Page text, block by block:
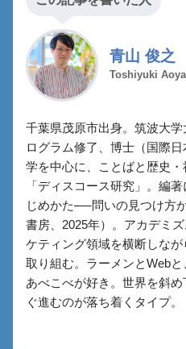
青山 俊之
Toshiyuki
千葉県茂原市出身。筑波大
ログラム修了、博士（国際
学を中心に、ことばと歴史
「ディスコース研究」。編
じめかた──問いの見つけ方
書房、2025年）。アカデミ
ケティング領域を横断しな
取り組む。ラーメンとWeb
あべこべが好き。世界を斜
ぐ進むのが落ち着くタイプ。